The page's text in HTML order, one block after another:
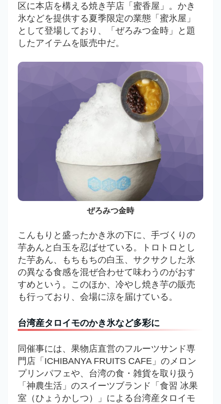
区に本店を構える焼き芋店「蜜香屋」。 かき
氷などを提供する夏季限定の業態「蜜氷屋」
として登場しており、
「ぜろみつ金時」と題
したアイテムを販売中だ。
ぜろみつ金時
こんもりと盛ったかき氷の下に、手づくりの
芋あんと白玉を忍ばせている。トロトロとし
た芋あん、もちもちの白玉、サクサクした氷
の異なる食感を混ぜ合わせて味わうのがおす
すめという。 このほか、冷やし焼き芋の販売
も行っており、会場に涼を届けている。
台湾産タロイモのかき氷など多彩に
同催事には、果物店直営のフルーツサンド専
門店「ICHIBANYA FRUITS CAFE」のメロン
プリンパフェや、台湾の食・雑貨を取り扱う
「神農生活」のスイーツブランド「食習 冰果
室（ひょうかしつ）」による台湾産タロイモ